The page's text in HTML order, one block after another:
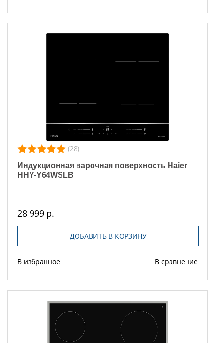
(28)
Индукционная варочная поверхность Haier
HHY-Y64WSLB
28 999 р.
ДОБАВИТЬ В КОРЗИНУ
В избранное В сравнение